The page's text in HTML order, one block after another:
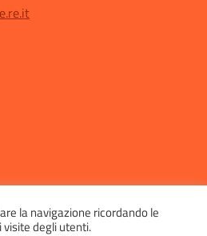
la navigazione ricordando le
degli utenti.